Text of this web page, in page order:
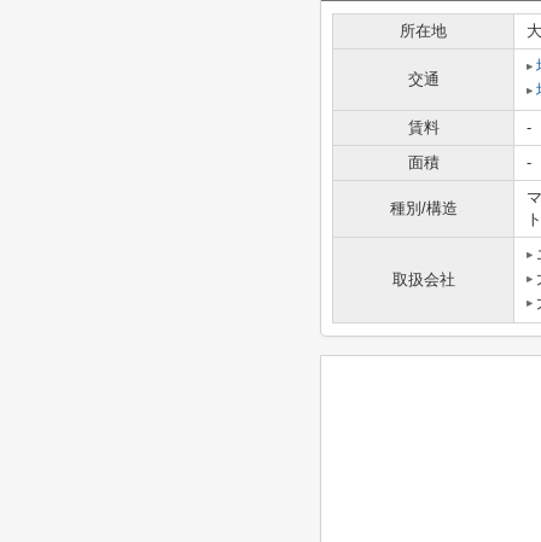
所在地
交通
賃料
-
面積
-
種別/構造
ト
取扱会社